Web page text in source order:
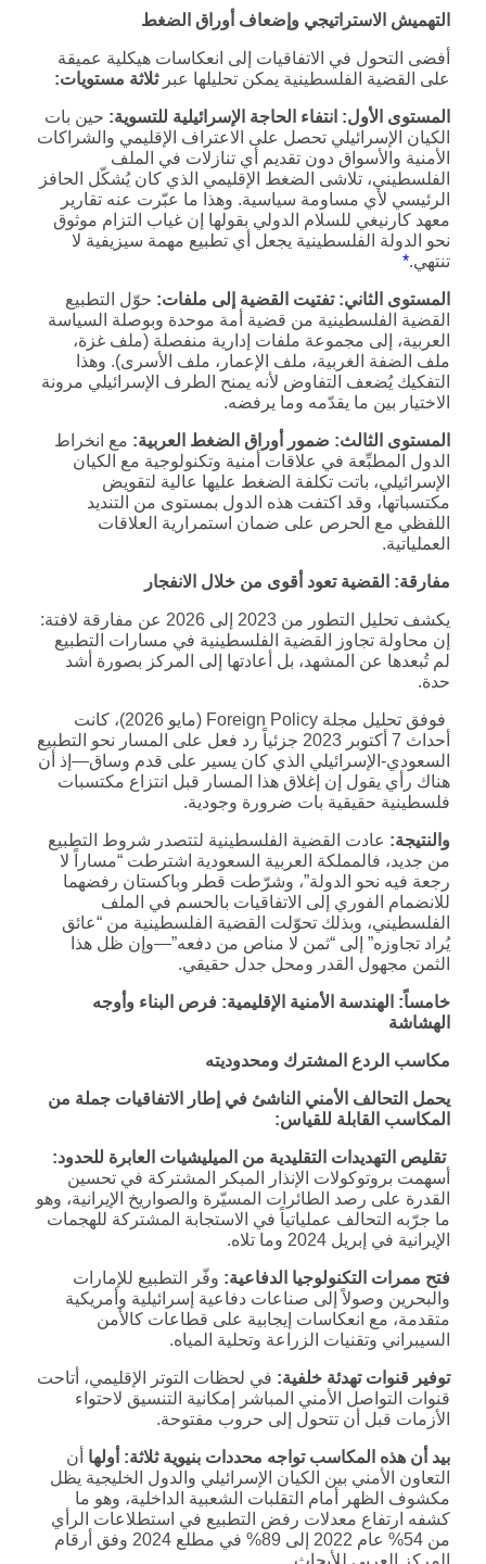
التهميش الاستراتيجي وإضعاف أوراق الضغط
أفضى التحول في الاتفاقيات إلى انعكاسات هيكلية عميقة
على القضية الفلسطينية يمكن تحليلها عبرثلاثة مستويات:
المستوى الأول: انتفاء الحاجة الإسرائيلية للتسوية: حين بات
الكيان الإسرائيلي تحصل على الاعتراف الإقليمي والشراكات
الأمنية والأسواق دون تقديم أي تنازلات في الملف
الفلسطيني، تلاشى الضغط الإقليمي الذي كان يُشكّل الحافز
الرئيسي لأي مساومة سياسية. وهذا ما عبّرت عنه تقارير
معهد كارنيغي للسلام الدولي بقولها إن غياب التزام موثوق
نحو الدولة الفلسطينية يجعل أي تطبيع مهمة سيزيفية لا
تنتهي.*
المستوى الثاني: تفتيت القضية إلى ملفات: حوّل التطبيع
القضية الفلسطينية من قضية أمة موحدة وبوصلة السياسة
العربية، إلى مجموعة ملفات إدارية منفصلة (ملف غزة،
ملف الضفة الغربية، ملف الإعمار، ملف الأسرى). وهذا
التفكيك يُضعف التفاوض لأنه يمنح الطرف الإسرائيلي مرونة
الاختيار بين ما يقدّمه وما يرفضه.
المستوى الثالث: ضمور أوراق الضغط العربية: مع انخراط
الدول المطبِّعة في علاقات أمنية وتكنولوجية مع الكيان
الإسرائيلي، باتت تكلفة الضغط عليها عالية لتقويض
مكتسباتها، وقد اكتفت هذه الدول بمستوى من التنديد
اللفظي مع الحرص على ضمان استمرارية العلاقات
العملياتية.
مفارقة: القضية تعود أقوى من خلال الانفجار
يكشف تحليل التطور من 2023 إلى 2026 عن مفارقة لافتة:
إن محاولة تجاوز القضية الفلسطينية في مسارات التطبيع
لم تُبعدها عن المشهد، بل أعادتها إلى المركز بصورة أشد
حدة.
فوفق تحليل مجلة Foreign Policy (مايو 2026)، كانت
أحداث 7 أكتوبر 2023 جزئياً رد فعل على المسار نحو التطبيع
السعودي-الإسرائيلي الذي كان يسير على قدم وساق—إذ أن
هناك رأي يقول إن إغلاق هذا المسار قبل انتزاع مكتسبات
فلسطينية حقيقية بات ضرورة وجودية.
والنتيجة: عادت القضية الفلسطينية لتتصدر شروط التطبيع
من جديد، فالمملكة العربية السعودية اشترطت “مساراً لا
رجعة فيه نحو الدولة”، وشرّطت قطر وباكستان رفضهما
للانضمام الفوري إلى الاتفاقيات بالحسم في الملف
الفلسطيني، وبذلك تحوّلت القضية الفلسطينية من “عائق
يُراد تجاوزه” إلى “ثمن لا مناص من دفعه”—وإن ظل هذا
الثمن مجهول القدر ومحل جدل حقيقي.
خامساً: الهندسة الأمنية الإقليمية: فرص البناء وأوجه
الهشاشة
مكاسب الردع المشترك ومحدوديته
يحمل التحالف الأمني الناشئ في إطار الاتفاقيات جملة من
المكاسب القابلة للقياس:
تقليص التهديدات التقليدية من الميليشيات العابرة للحدود:
أسهمت بروتوكولات الإنذار المبكر المشتركة في تحسين
القدرة على رصد الطائرات المسيّرة والصواريخ الإيرانية، وهو
ما جرّبه التحالف عملياتياً في الاستجابة المشتركة للهجمات
الإيرانية في إبريل 2024 وما تلاه.
فتح ممرات التكنولوجيا الدفاعية: وفّر التطبيع للإمارات
والبحرين وصولاً إلى صناعات دفاعية إسرائيلية وأمريكية
متقدمة، مع انعكاسات إيجابية على قطاعات كالأمن
السيبراني وتقنيات الزراعة وتحلية المياه.
توفير قنوات تهدئة خلفية: في لحظات التوتر الإقليمي، أتاحت
قنوات التواصل الأمني المباشر إمكانية التنسيق لاحتواء
الأزمات قبل أن تتحول إلى حروب مفتوحة.
بيد أن هذه المكاسب تواجه محددات بنيوية ثلاثة: أولها أن
التعاون الأمني بين الكيان الإسرائيلي والدول الخليجية يظل
مكشوف الظهر أمام التقلبات الشعبية الداخلية، وهو ما
كشفه ارتفاع معدلات رفض التطبيع في استطلاعات الرأي
من 54% عام 2022 إلى 89% في مطلع 2024 وفق أرقام
المركز العربي للأبحاث.